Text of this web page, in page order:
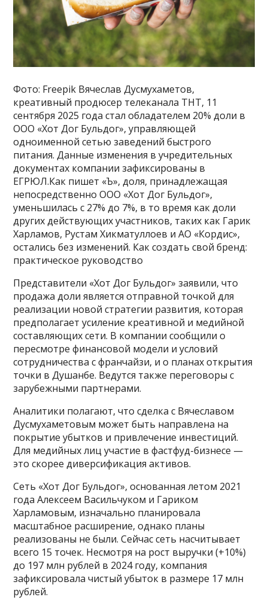
Фото: Freepik Вячеслав Дусмухаметов,
креативный продюсер телеканала ТНТ, 11
сентября 2025 года стал обладателем 20% доли в
ООО «Хот Дог Бульдог», управляющей
одноименной сетью заведений быстрого
питания. Данные изменения в учредительных
документах компании зафиксированы в
ЕГРЮЛ.Как пишет «Ъ», доля, принадлежащая
непосредственно ООО «Хот Дог Бульдог»,
уменьшилась с 27% до 7%, в то время как доли
других действующих участников, таких как Гарик
Харламов, Рустам Хикматуллоев и АО «Кордис»,
остались без изменений. Как создать свой бренд:
практическое руководство
Представители «Хот Дог Бульдог» заявили, что
продажа доли является отправной точкой для
реализации новой стратегии развития, которая
предполагает усиление креативной и медийной
составляющих сети. В компании сообщили о
пересмотре финансовой модели и условий
сотрудничества с франчайзи, и о планах открытия
точки в Душанбе. Ведутся также переговоры с
зарубежными партнерами.
Аналитики полагают, что сделка с Вячеславом
Дусмухаметовым может быть направлена на
покрытие убытков и привлечение инвестиций.
Для медийных лиц участие в фастфуд-бизнесе —
это скорее диверсификация активов.
Сеть «Хот Дог Бульдог», основанная летом 2021
года Алексеем Васильчуком и Гариком
Харламовым, изначально планировала
масштабное расширение, однако планы
реализованы не были. Сейчас сеть насчитывает
всего 15 точек. Несмотря на рост выручки (+10%)
до 197 млн рублей в 2024 году, компания
зафиксировала чистый убыток в размере 17 млн
рублей.